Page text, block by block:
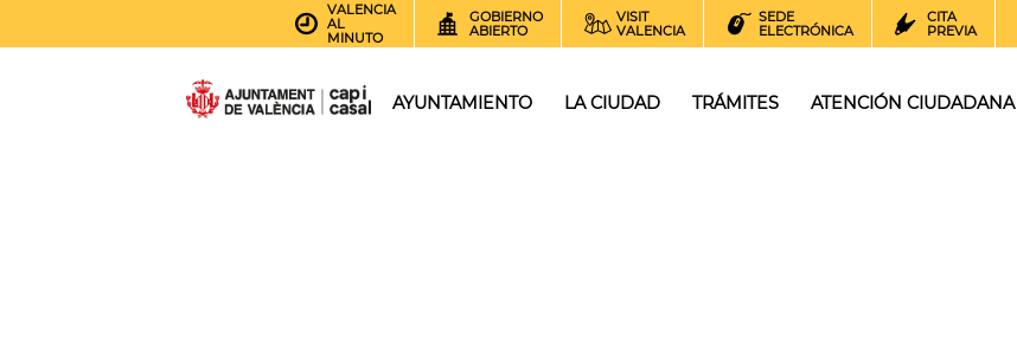
VALENCIA
AL
MINUTO
GOBIERNO
ABIERTO
VISIT
VALENCIA
SEDE
ELECTRÓNICA
CITA
PREVIA
AYUNTAMIENTO LA CIUDAD TRÁMITES ATENCIÓN CIUDADANA